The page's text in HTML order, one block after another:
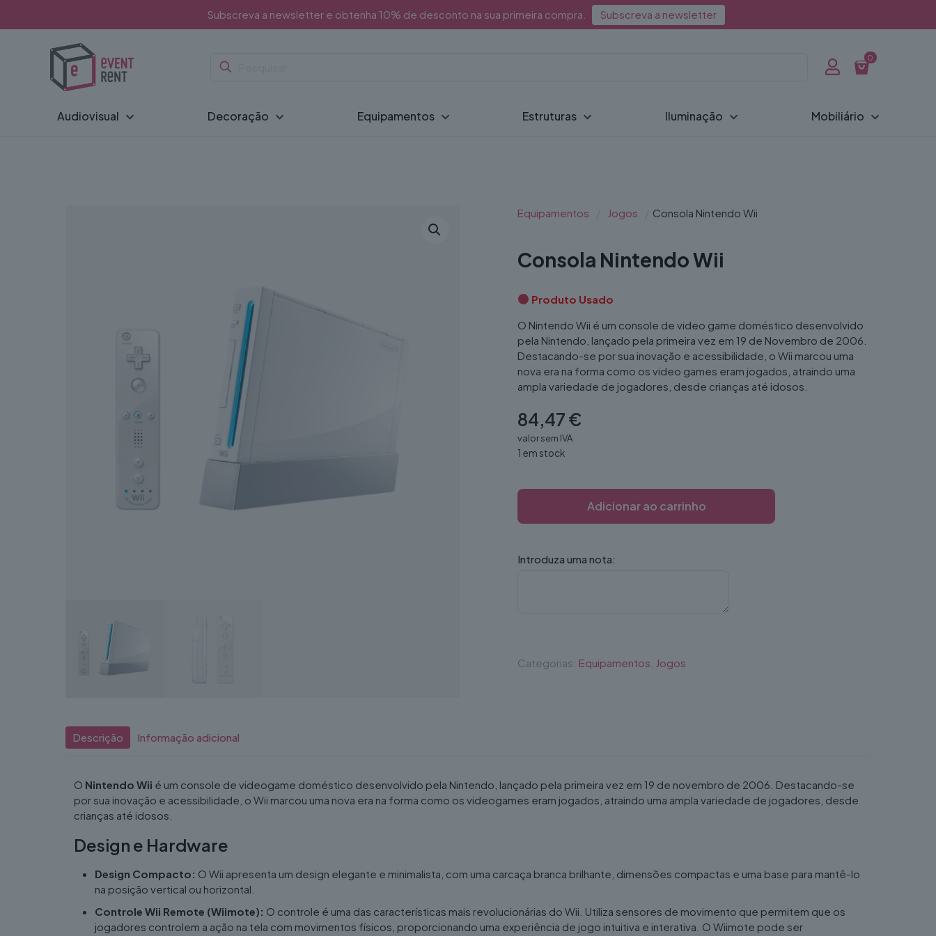
Subscreva a newsletter e obtenha 10% de desconto na sua primeira compra. Subscreva a newsletter
0
Audiovisual Decoração Equipamentos Estruturas Iluminação Mobiliário
Equipamentos Jogos Consola Nintendo Wii
Consola Nintendo Wii
Produto Usado
O Nintendo Wii é um console de video game doméstico desenvolvido
pela Nintendo, lançado pela primeira vez em 19 de Novembro de 2006.
Destacando-se por sua inovação e acessibilidade, o Wii marcou uma
nova era na forma como os video games eram jogados, atraindo uma
ampla variedade de jogadores, desde crianças até idosos.
84,47€
valor sem IVA
1 em stock
Adicionar ao carrinho
Introduza uma nota:
Categorias: Equipamentos Jogos
Descrição Informação adicional
O Nintendo Wii é um console de videogame doméstico desenvolvido pela Nintendo, lançado pela primeira vez em 19 de novembro de 2006. Destacando-se
por sua inovação e acessibilidade, o Wii marcou uma nova era na forma como os videogames eram jogados, atraindo uma ampla variedade de jogadores, desde
crianças até idosos.
Design e Hardware
Design Compacto: O Wii apresenta um design elegante e minimalista, com uma carcaça branca brilhante, dimensões compactas e uma base para mantê-lo
na posição vertical ou horizontal.
Controle Wii Remote (Wiimote): O controle é uma das características mais revolucionárias do Wii. Utiliza sensores de movimento que permitem que os
jogadores controlem a ação na tela com movimentos físicos, proporcionando uma experiência de jogo intuitiva e interativa. O Wiimote pode ser